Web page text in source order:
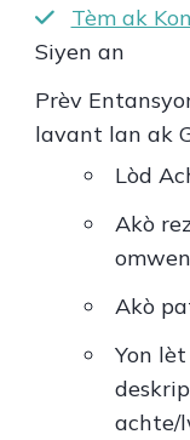
Tèm ak
Siyen an
Prèv
lavant lan ak
Lòd
Akò
Akò
Yon
achte/